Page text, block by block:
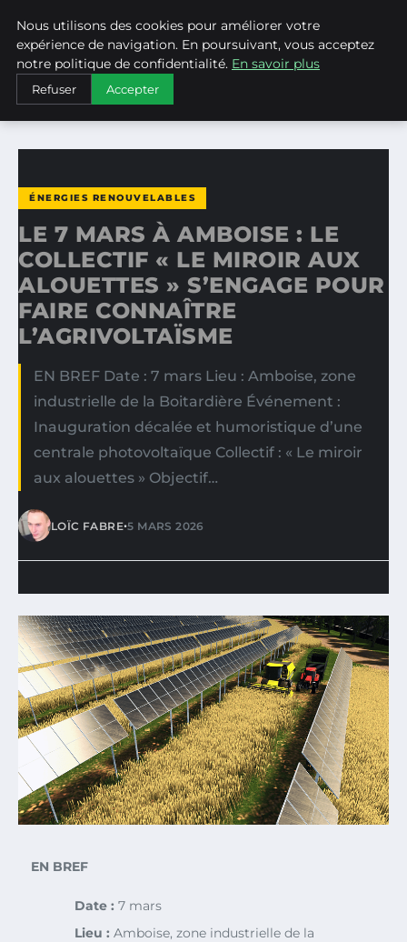
WEARECLIMATECONTROL
ACCUEIL
ÉNERGIES RENOUVELABLES
LE 7 MARS À AMBOISE : LE COLLECTIF « LE MIROIR AUX…
ÉNERGIES RENOUVELABLES
LE 7 MARS À AMBOISE : LE
COLLECTIF « LE MIROIR AUX
ALOUETTES » S’ENGAGE POUR
FAIRE CONNAÎTRE
L’AGRIVOLTAÏSME
EN BREF Date : 7 mars Lieu : Amboise, zone
industrielle de la Boitardière Événement :
Inauguration décalée et humoristique d’une
centrale photovoltaïque Collectif : « Le miroir
aux alouettes » Objectif…
LOÏC FABRE•5 MARS 2026
EN BREF
Date : 7 mars
Lieu : Amboise, zone industrielle de la
Nous utilisons des cookies pour améliorer votre
expérience de navigation. En poursuivant, vous acceptez
notre politique de confidentialité. En savoir plus
Refuser Accepter